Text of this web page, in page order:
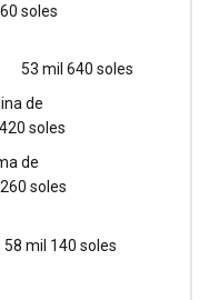
soles
soles
de
de
soles